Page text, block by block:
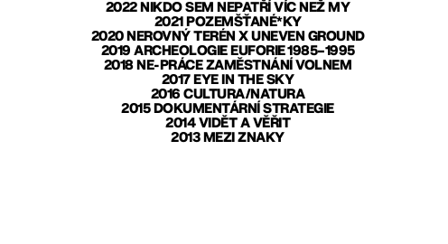
2022 NIKDO SEM NEPATŘÍ VÍC NEŽ MY
2021 POZEMŠŤANÉ*KY
2020 NEROVNÝ TERÉN X UNEVEN GROUND
2019 ARCHEOLOGIE EUFORIE 1985–1995
2018 NE-PRÁCE ZAMĚSTNÁNÍ VOLNEM
2017 EYE IN THE SKY
2016 CULTURA/NATURA
2015 DOKUMENTÁRNÍ STRATEGIE
2014 VIDĚT A VĚŘIT
2013 MEZI ZNAKY